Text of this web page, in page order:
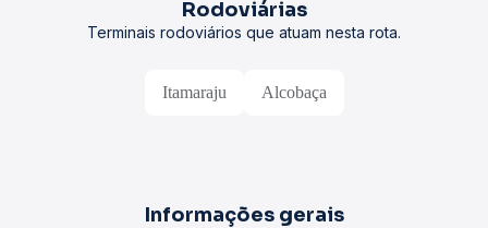
Rodoviárias
Terminais rodoviários que atuam nesta rota.
Itamaraju Alcobaça
Informações gerais